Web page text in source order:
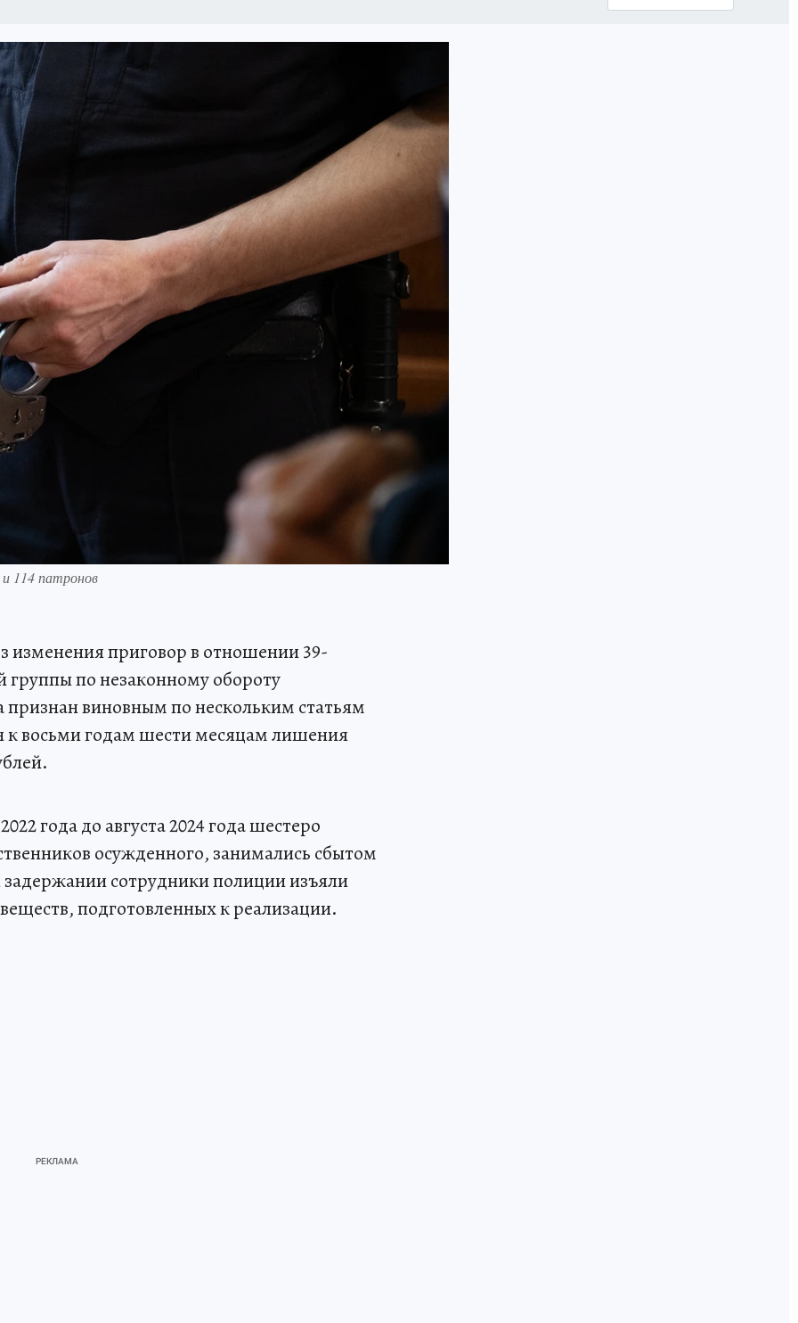
114 патронов
изменения приговор в отношении 39-
группы по незаконному обороту
виновным по нескольким статьям
к восьми годам шести месяцам лишения
года до августа 2024 года шестеро
осужденного, занимались сбытом
сотрудники полиции изъяли
подготовленных к реализации.